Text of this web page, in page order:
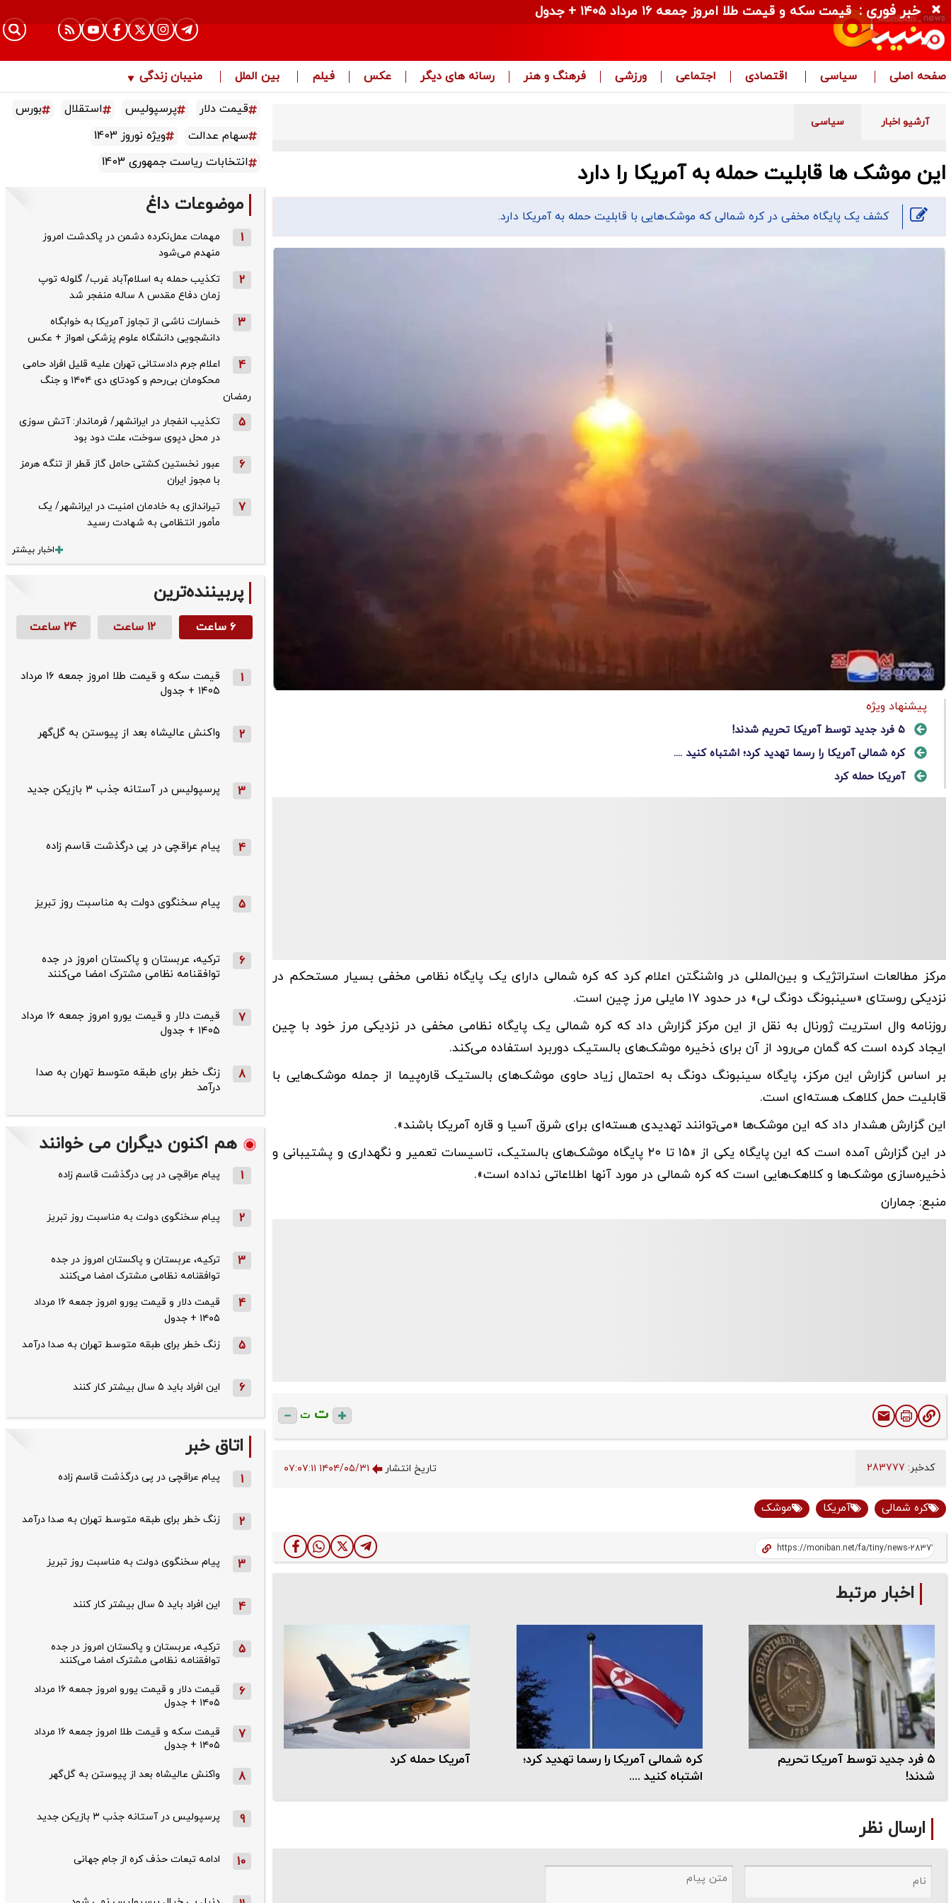
صفحه اصلی سیاسی اقتصادی اجتماعی ورزشی فرهنگ و هنر رسانه های دیگر عکس فیلم بین الملل منیبان زندگی
آرشیو اخبار سیاسی
این موشک ها قابلیت حمله به آمریکا را دارد
کشف یک پایگاه مخفی در کره شمالی که موشک‌هایی با قابلیت حمله به آمریکا دارد.
پیشنهاد ویژه
۵ فرد جدید توسط آمریکا تحریم شدند!
کره شمالی آمریکا را رسما تهدید کرد؛ اشتباه کنید ....
آمریکا حمله کرد
مرکز مطالعات استراتژیک و بین‌المللی در واشنگتن اعلام کرد که کره شمالی دارای یک پایگاه نظامی مخفی بسیار مستحکم در
نزدیکی روستای «سینبونگ دونگ لی» در حدود ۱۷ مایلی مرز چین است.
روزنامه وال استریت ژورنال به نقل از این مرکز گزارش داد که کره شمالی یک پایگاه نظامی مخفی در نزدیکی مرز خود با چین
ایجاد کرده است که گمان می‌رود از آن برای ذخیره موشک‌های بالستیک دوربرد استفاده می‌کند.
بر اساس گزارش این مرکز، پایگاه سینبونگ دونگ به احتمال زیاد حاوی موشک‌های بالستیک قاره‌پیما از جمله موشک‌هایی با
قابلیت حمل کلاهک هسته‌ای است.
این گزارش هشدار داد که این موشک‌ها «می‌توانند تهدیدی هسته‌ای برای شرق آسیا و قاره آمریکا باشند».
در این گزارش آمده است که این پایگاه یکی از «۱۵ تا ۲۰ پایگاه موشک‌های بالستیک، تاسیسات تعمیر و نگهداری و پشتیبانی و
ذخیره‌سازی موشک‌ها و کلاهک‌هایی است که کره شمالی در مورد آنها اطلاعاتی نداده است».
منبع: جماران
ت ت
کدخبر: تاریخ انتشار ۱۴۰۴/۰۵/۳۱ ۰۷:۰۷:۱۱
کره شمالی آمریکا موشک
اخبار مرتبط
۵ فرد جدید توسط آمریکا تحریم
شدند!
کره شمالی آمریکا را رسما تهدید کرد؛
اشتباه کنید ....
آمریکا حمله کرد
ارسال نظر
قیمت دلار پرسپولیس استقلال
بورس
سهام عدالت
ویژه نوروز 1403
انتخابات ریاست جمهوری 1403
موضوعات داغ
1
مهمات عمل‌نکرده دشمن در پاکدشت امروز
منهدم می‌شود
2
تکذیب حمله به اسلام‌آباد غرب/ گلوله توپ
زمان دفاع مقدس ۸ ساله منفجر شد
3
خسارات ناشی از تجاوز آمریکا به خوابگاه
دانشجویی دانشگاه علوم پزشکی اهواز + عکس
4
اعلام جرم دادستانی تهران علیه قلیل افراد حامی
محکومان بی‌رحم و کودتای دی‌ ۱۴۰۴ و جنگ
رمضان
5
تکذیب ‌انفجار در ایرانشهر/ فرماندار: آتش سوزی
در محل دپوی سوخت، علت دود بود
6
عبور نخستین کشتی حامل گاز قطر از تنگه هرمز
با مجوز ایران
7
تیراندازی به خادمان امنیت در ایرانشهر/ یک
مأمور انتظامی به شهادت رسید
اخبار بیشتر
پربیننده‌ترین
۶ ساعت ۱۲ ساعت ۲۴ ساعت
1
قیمت سکه و قیمت طلا امروز جمعه ۱۶ مرداد
۱۴۰۵ + جدول
2 واکنش عالیشاه بعد از پیوستن به گل‌گهر
3 پرسپولیس در آستانه جذب ۳ بازیکن جدید
4 پیام عراقچی در پی درگذشت قاسم‌ زاده
5 پیام سخنگوی دولت به مناسبت روز تبریز
6
ترکیه، عربستان و پاکستان امروز در جده
توافقنامه نظامی مشترک امضا می‌کنند
7
قیمت دلار و قیمت یورو امروز جمعه ۱۶ مرداد
۱۴۰۵ + جدول
8
زنگ خطر برای طبقه متوسط تهران به صدا
درآمد
هم اکنون دیگران می خوانند
1 پیام عراقچی در پی درگذشت قاسم‌ زاده
2 پیام سخنگوی دولت به مناسبت روز تبریز
3
ترکیه، عربستان و پاکستان امروز در جده
توافقنامه نظامی مشترک امضا می‌کنند
4
قیمت دلار و قیمت یورو امروز جمعه ۱۶ مرداد
۱۴۰۵ + جدول
5 زنگ خطر برای طبقه متوسط تهران به صدا درآمد
6 این افراد باید ۵ سال بیشتر کار کنند
اتاق خبر
1 پیام عراقچی در پی درگذشت قاسم‌ زاده
2 زنگ خطر برای طبقه متوسط تهران به صدا درآمد
3 پیام سخنگوی دولت به مناسبت روز تبریز
4 این افراد باید ۵ سال بیشتر کار کنند
5
ترکیه، عربستان و پاکستان امروز در جده
توافقنامه نظامی مشترک امضا می‌کنند
6
قیمت دلار و قیمت یورو امروز جمعه ۱۶ مرداد
۱۴۰۵ + جدول
7
قیمت سکه و قیمت طلا امروز جمعه ۱۶ مرداد
۱۴۰۵ + جدول
8 واکنش عالیشاه بعد از پیوستن به گل‌گهر
9 پرسپولیس در آستانه جذب ۳ بازیکن جدید
10 ادامه تبعات حذف کره از جام جهانی
خبر فوری : قیمت سکه و قیمت طلا امروز جمعه ۱۶ مرداد ۱۴۰۵ + جدول